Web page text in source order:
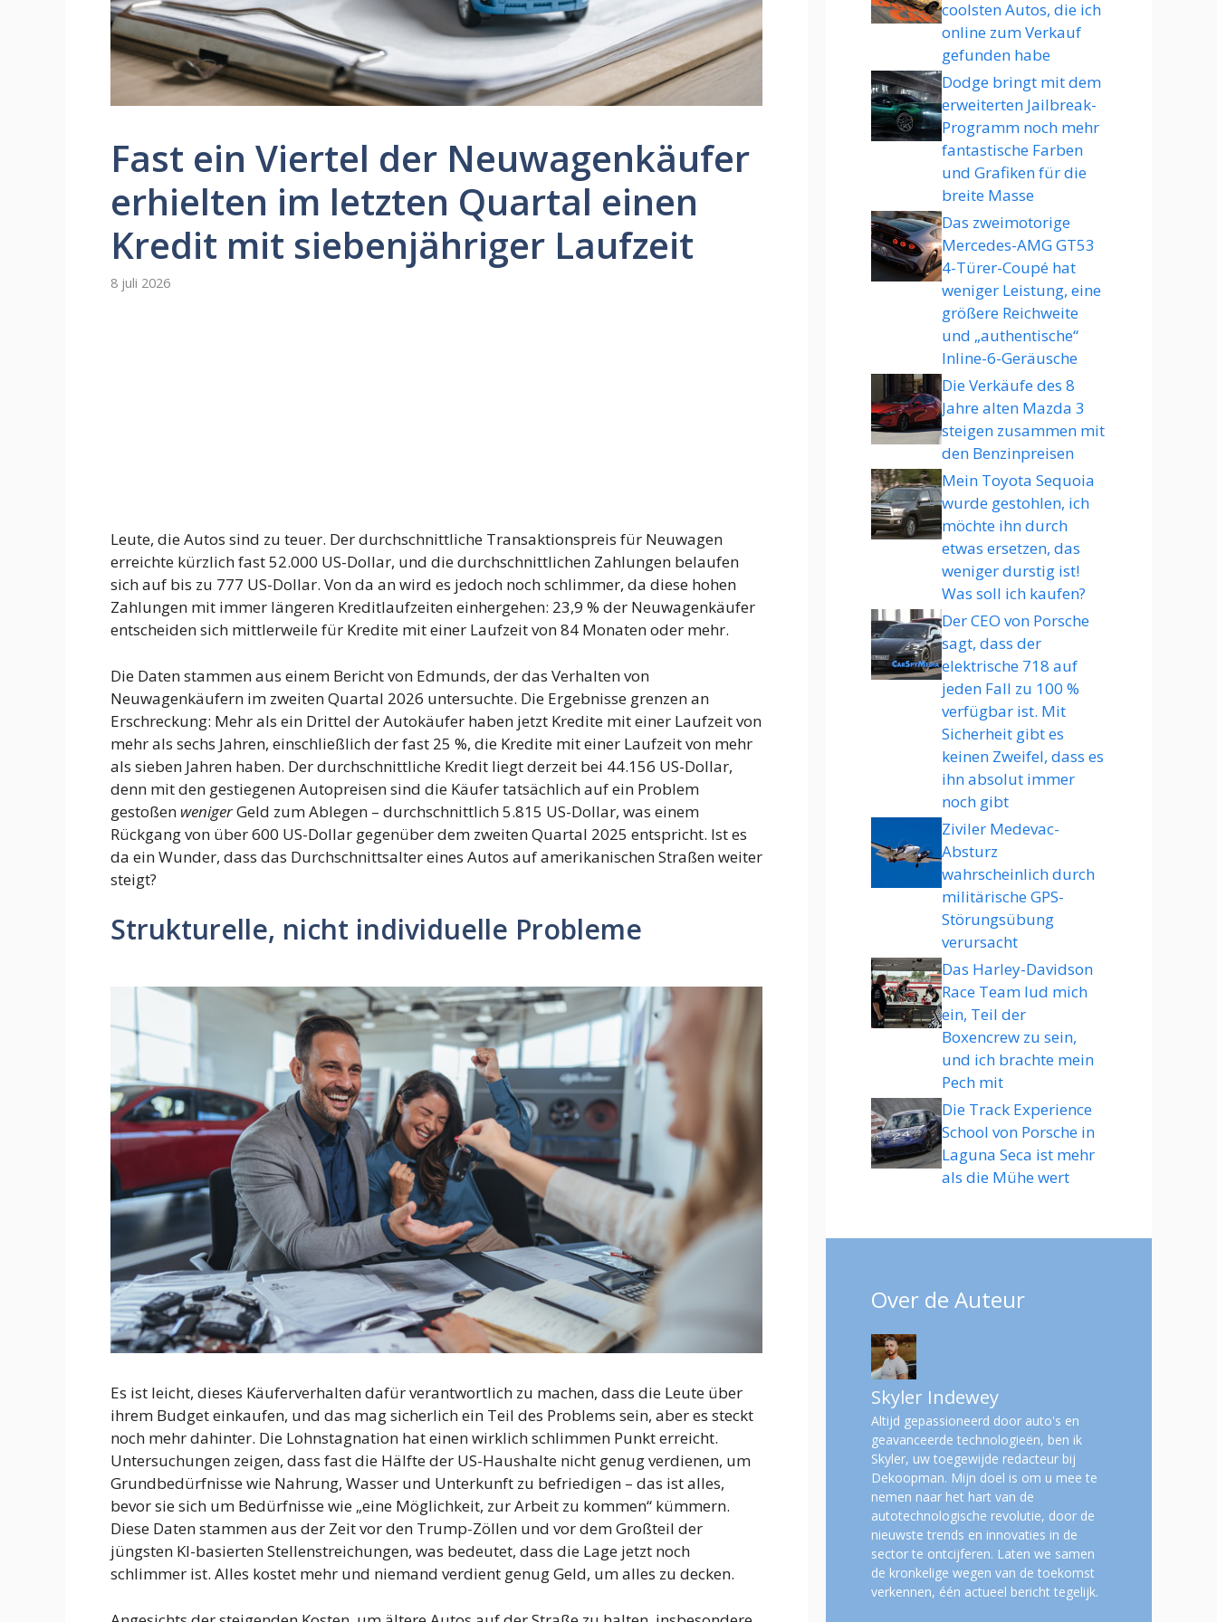
Fast ein Viertel der Neuwagenkäufer
erhielten im letzten Quartal einen
Kredit mit siebenjähriger Laufzeit
8 juli 2026
Leute, die Autos sind zu teuer. Der durchschnittliche Transaktionspreis für Neuwagen
erreichte kürzlich fast 52.000 US-Dollar, und die durchschnittlichen Zahlungen belaufen
sich auf bis zu 777 US-Dollar. Von da an wird es jedoch noch schlimmer, da diese hohen
Zahlungen mit immer längeren Kreditlaufzeiten einhergehen: 23,9 % der Neuwagenkäufer
entscheiden sich mittlerweile für Kredite mit einer Laufzeit von 84 Monaten oder mehr.
Die Daten stammen aus einem Bericht von Edmunds, der das Verhalten von
Neuwagenkäufern im zweiten Quartal 2026 untersuchte. Die Ergebnisse grenzen an
Erschreckung: Mehr als ein Drittel der Autokäufer haben jetzt Kredite mit einer Laufzeit von
mehr als sechs Jahren, einschließlich der fast 25 %, die Kredite mit einer Laufzeit von mehr
als sieben Jahren haben. Der durchschnittliche Kredit liegt derzeit bei 44.156 US-Dollar,
denn mit den gestiegenen Autopreisen sind die Käufer tatsächlich auf ein Problem
gestoßen wenigerGeld zum Ablegen – durchschnittlich 5.815 US-Dollar, was einem
Rückgang von über 600 US-Dollar gegenüber dem zweiten Quartal 2025 entspricht. Ist es
da ein Wunder, dass das Durchschnittsalter eines Autos auf amerikanischen Straßen weiter
steigt?
Strukturelle, nicht individuelle Probleme
Es ist leicht, dieses Käuferverhalten dafür verantwortlich zu machen, dass die Leute über
ihrem Budget einkaufen, und das mag sicherlich ein Teil des Problems sein, aber es steckt
noch mehr dahinter. Die Lohnstagnation hat einen wirklich schlimmen Punkt erreicht.
Untersuchungen zeigen, dass fast die Hälfte der US-Haushalte nicht genug verdienen, um
Grundbedürfnisse wie Nahrung, Wasser und Unterkunft zu befriedigen – das ist alles,
bevor sie sich um Bedürfnisse wie „eine Möglichkeit, zur Arbeit zu kommen“ kümmern.
Diese Daten stammen aus der Zeit vor den Trump-Zöllen und vor dem Großteil der
jüngsten KI-basierten Stellenstreichungen, was bedeutet, dass die Lage jetzt noch
schlimmer ist. Alles kostet mehr und niemand verdient genug Geld, um alles zu decken.
coolsten Autos, die ich
online zum Verkauf
gefunden habe
Dodge bringt mit dem
erweiterten Jailbreak-
Programm noch mehr
fantastische Farben
und Grafiken für die
breite Masse
Das zweimotorige
Mercedes-AMG GT53
4-Türer-Coupé hat
weniger Leistung, eine
größere Reichweite
und „authentische“
Inline-6-Geräusche
Die Verkäufe des 8
Jahre alten Mazda 3
steigen zusammen mit
den Benzinpreisen
Mein Toyota Sequoia
wurde gestohlen, ich
möchte ihn durch
etwas ersetzen, das
weniger durstig ist!
Was soll ich kaufen?
Der CEO von Porsche
sagt, dass der
elektrische 718 auf
jeden Fall zu 100 %
verfügbar ist. Mit
Sicherheit gibt es
keinen Zweifel, dass es
ihn absolut immer
noch gibt
Ziviler Medevac-
Absturz
wahrscheinlich durch
militärische GPS-
Störungsübung
verursacht
Das Harley-Davidson
Race Team lud mich
ein, Teil der
Boxencrew zu sein,
und ich brachte mein
Pech mit
Die Track Experience
School von Porsche in
Laguna Seca ist mehr
als die Mühe wert
Over de Auteur
Skyler Indewey
Altijd gepassioneerd door auto's en
geavanceerde technologieën, ben ik
Skyler, uw toegewijde redacteur bij
Dekoopman. Mijn doel is om u mee te
nemen naar het hart van de
autotechnologische revolutie, door de
nieuwste trends en innovaties in de
sector te ontcijferen. Laten we samen
de kronkelige wegen van de toekomst
verkennen, één actueel bericht tegelijk.